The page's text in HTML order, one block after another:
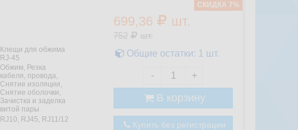
Клещи для обжима
RJ-45
Обжим, Резка
кабеля, провода,
Снятие изоляции,
Снятие оболочки,
Зачистка и заделка
витой пары
RJ10, RJ45, RJ11/12
699,36 шт.
752
шт.
Общие остатки: 1 шт.
- +
В корзину
Купить без регистрации
CКИДКА 7%